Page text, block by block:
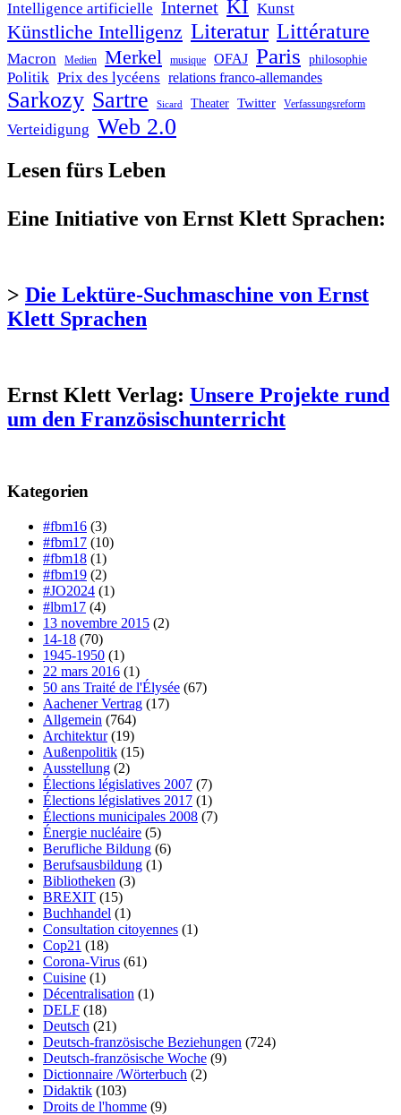
Intelligence artificielle Internet KI Kunst
Künstliche Intelligenz Literatur Littérature
Macron Medien Merkel musique OFAJ Paris philosophie
Politik Prix des lycéens relations franco-allemandes
Sarkozy Sartre Sicard Theater Twitter Verfassungsreform
Verteidigung Web 2.0
Lesen fürs Leben
Eine Initiative von Ernst Klett Sprachen:
> Die Lektüre-Suchmaschine von Ernst
Klett Sprachen
Ernst Klett Verlag: Unsere Projekte rund
um den Französischunterricht
Kategorien
#fbm16 (3)
#fbm17 (10)
#fbm18 (1)
#fbm19 (2)
#JO2024 (1)
#lbm17 (4)
13 novembre 2015 (2)
14-18 (70)
1945-1950 (1)
22 mars 2016 (1)
50 ans Traité de l'Élysée (67)
Aachener Vertrag (17)
Allgemein (764)
Architektur(19)
Außenpolitik (15)
Ausstellung (2)
Élections législatives 2007 (7)
Élections législatives 2017 (1)
Élections municipales 2008 (7)
Énergie nucléaire (5)
Berufliche Bildung (6)
Berufsausbildung (1)
Bibliotheken (3)
BREXIT (15)
Buchhandel (1)
Consultation citoyennes (1)
Cop21 (18)
Corona-Virus (61)
Cuisine (1)
Décentralisation (1)
DELF (18)
Deutsch (21)
Deutsch-französische Beziehungen (724)
Deutsch-französische Woche (9)
Dictionnaire /Wörterbuch (2)
Didaktik (103)
Droits de l'homme (9)